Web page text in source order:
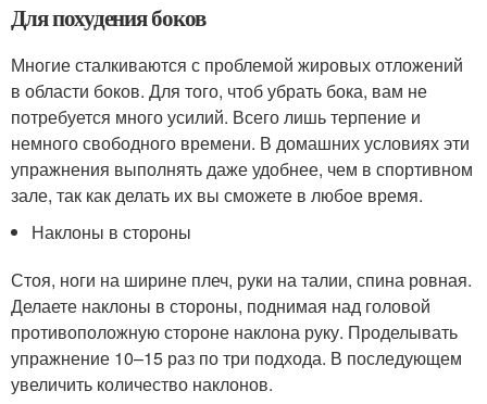
Для похудения боков
Многие сталкиваются с проблемой жировых отложений
в области боков. Для того, чтоб убрать бока, вам не
потребуется много усилий. Всего лишь терпение и
немного свободного времени. В домашних условиях эти
упражнения выполнять даже удобнее, чем в спортивном
зале, так как делать их вы сможете в любое время.
Наклоны в стороны
Стоя, ноги на ширине плеч, руки на талии, спина ровная.
Делаете наклоны в стороны, поднимая над головой
противоположную стороне наклона руку. Проделывать
упражнение 10–15 раз по три подхода. В последующем
увеличить количество наклонов.